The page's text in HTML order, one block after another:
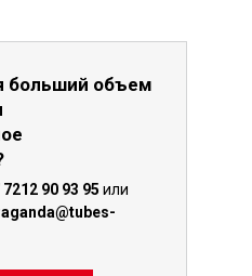
больший объем
7212 90 93 95 или